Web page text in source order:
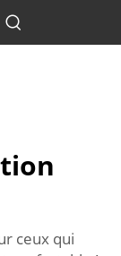
ceux qui